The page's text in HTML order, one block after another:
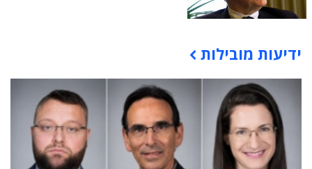
תוכן פרסומי
ידיעות מובילות